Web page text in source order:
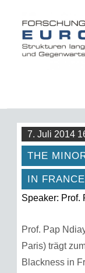
7. Juli 2014
THE
IN FRANCE
Speaker: Prof.
Prof. Pap
Paris) trägt
Blackness in